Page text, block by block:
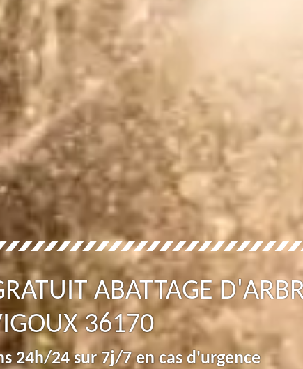
ABATTAGE
36170
24h/24 sur 7j/7 en cas d'urgence